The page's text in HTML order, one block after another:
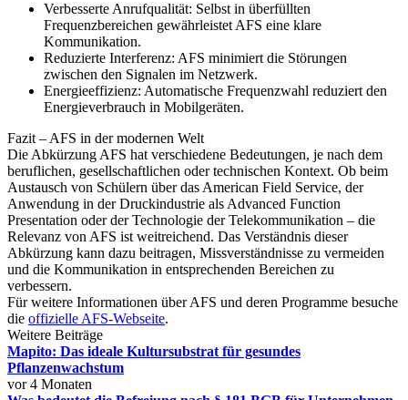
Verbesserte Anrufqualität: Selbst in überfüllten
Frequenzbereichen gewährleistet AFS eine klare
Kommunikation.
Reduzierte Interferenz: AFS minimiert die Störungen
zwischen den Signalen im Netzwerk.
Energieeffizienz: Automatische Frequenzwahl reduziert den
Energieverbrauch in Mobilgeräten.
Fazit – AFS in der modernen Welt
Die Abkürzung AFS hat verschiedene Bedeutungen, je nach dem
beruflichen, gesellschaftlichen oder technischen Kontext. Ob beim
Austausch von Schülern über das American Field Service, der
Anwendung in der Druckindustrie als Advanced Function
Presentation oder der Technologie der Telekommunikation – die
Relevanz von AFS ist weitreichend. Das Verständnis dieser
Abkürzung kann dazu beitragen, Missverständnisse zu vermeiden
und die Kommunikation in entsprechenden Bereichen zu
verbessern.
Für weitere Informationen über AFS und deren Programme besuche
die offizielle AFS-Webseite.
Weitere Beiträge
Mapito: Das ideale Kultursubstrat für gesundes
Pflanzenwachstum
vor 4 Monaten